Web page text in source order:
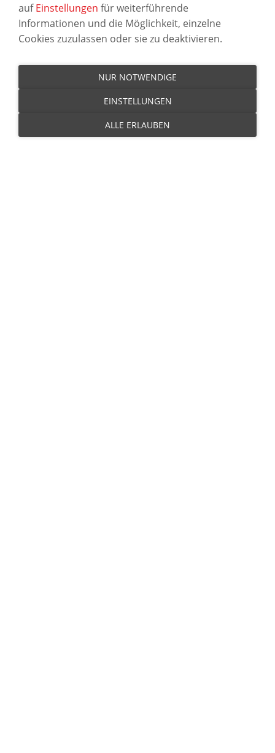
aufEinstellungen für weiterführende
Informationen und die Möglichkeit, einzelne
Cookies zuzulassen oder sie zu deaktivieren.
NUR NOTWENDIGE
EINSTELLUNGEN
ALLE ERLAUBEN